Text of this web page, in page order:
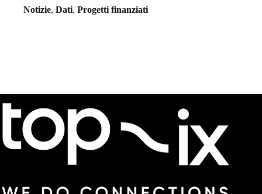
Notizie, Dati, Progetti finanziati